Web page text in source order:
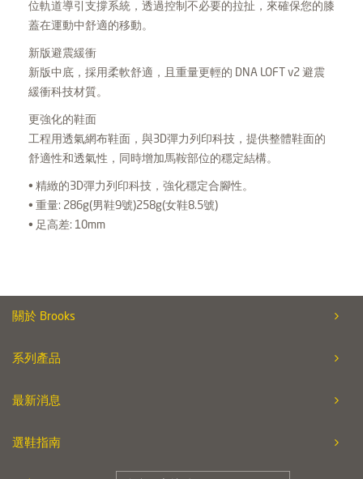
位軌道導引支撐系統，透過控制不必要的拉扯，來確保您的膝
蓋在運動中舒適的移動。
新版避震緩衝
新版中底，採用柔軟舒適，且重量更輕的 DNA LOFT v2 避震
緩衝科技材質。
更強化的鞋面
工程用透氣網布鞋面，與3D彈力列印科技，提供整體鞋面的
舒適性和透氣性，同時增加馬鞍部位的穩定結構。
• 精緻的3D彈力列印科技，強化穩定合腳性。
• 重量: 286g(男鞋9號)258g(女鞋8.5號)
• 足高差: 10mm
關於 Brooks
系列產品
最新消息
選鞋指南